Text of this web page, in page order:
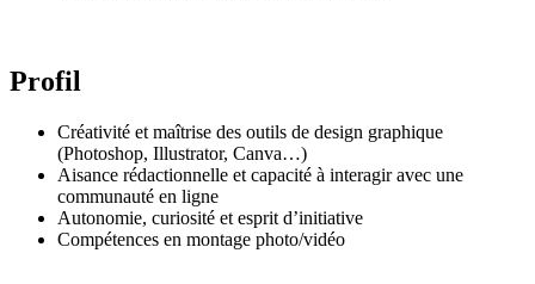
Profil
Créativité et maîtrise des outils de design graphique
(Photoshop, Illustrator, Canva…)
Aisance rédactionnelle et capacité à interagir avec une
communauté en ligne
Autonomie, curiosité et esprit d’initiative
Compétences en montage photo/vidéo